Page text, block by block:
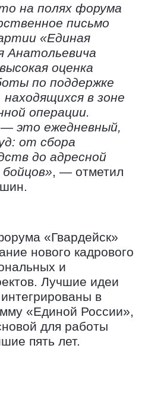
на полях форума
письмо
«Единая
Анатольевича
оценка
по поддержке
в зоне
операции.
это ежедневный,
от сбора
до адресной
, — отметил
«Гвардейск»
нового кадрового
и
Лучшие идеи
в
«Единой России»,
для работы
пять лет.